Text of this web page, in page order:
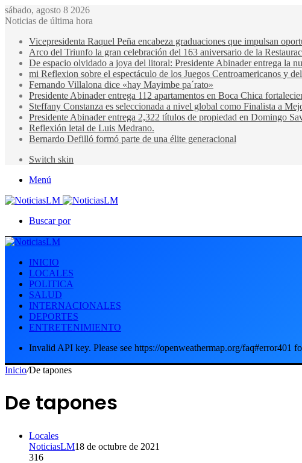
sábado, agosto 8 2026
Noticias de última hora
Vicepresidenta Raquel Peña encabeza graduaciones que impulsan
Arco del Triunfo la gran celebración del 163 aniversario de la
De espacio olvidado a joya del litoral: Presidente Abinader entrega la
mi Reflexion sobre el espectáculo de los Juegos Centroamericanos y
Fernando Villalona dice «hay Mayimbe pa´rato»
Presidente Abinader entrega 112 apartamentos en Boca Chica
Steffany Constanza es seleccionada a nivel global como Finalista a
Presidente Abinader entrega 2,322 títulos de propiedad en Domingo
Reflexión letal de Luis Medrano.
Bernardo Defilló formó parte de una élite generacional
Switch skin
Menú
Buscar por
INICIO
LOCALES
POLITICA
SALUD
INTERNACIONALES
DEPORTES
ENTRETENIMIENTO
Invalid API key. Please see https://openweathermap.org/faq#error401
Inicio/De tapones
De tapones
Locales
NoticiasLM18 de octubre de 2021
316